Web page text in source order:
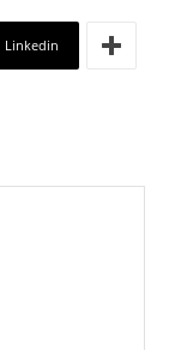
Linkedin